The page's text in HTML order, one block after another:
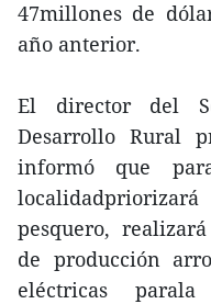
47millones de
año anterior.
El director del
Desarrollo Rural
informó que
pesquero,
de producción
eléctricas